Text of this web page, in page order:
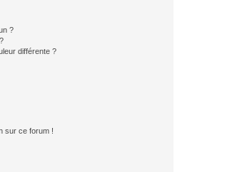
?
différente ?
sur ce forum !